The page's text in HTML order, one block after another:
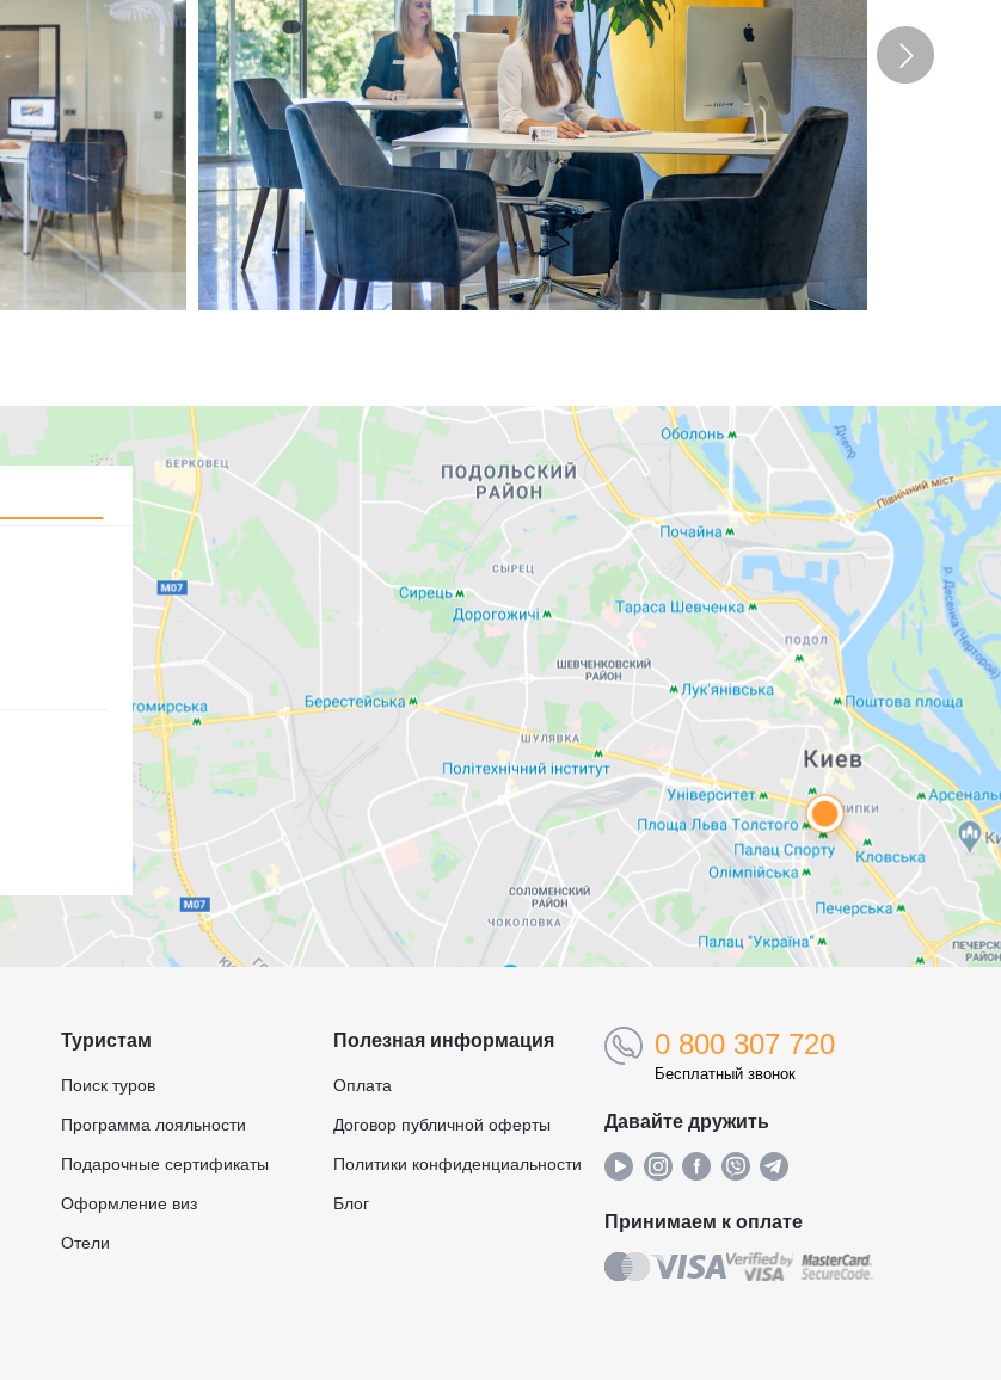
Туристам
Поиск туров
Программа лояльности
Подарочные сертификаты
Оформление виз
Отели
Полезная информация
Оплата
Договор публичной оферты
Политики конфиденциальности
Блог
0 800 307 720
Бесплатный звонок
Давайте дружить
Принимаем к оплате